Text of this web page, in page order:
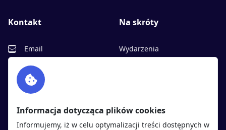
Kontakt
Email
Facebook
Twitter
Na skróty
Wydarzenia
Polityka cookies
Polityka prywatności
Informacja dotycząca plików cookies
Informujemy, iż w celu optymalizacji treści dostępnych w